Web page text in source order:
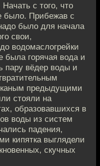
с того, что
было. Прибежав с
было для начала
свои,
водомаслогрейки
была горячая вода и
пару вёдер воды и
предыдущими
стояли на
образовавшихся в
воды из систем
падения,
кипятка выглядели
скучных